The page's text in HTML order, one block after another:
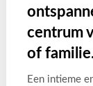
centrum
of
Een intieme